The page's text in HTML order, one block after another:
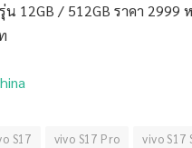
รุ่น 12GB / 512GB ราคา
S17 vivo S17 Pro
vivo S17